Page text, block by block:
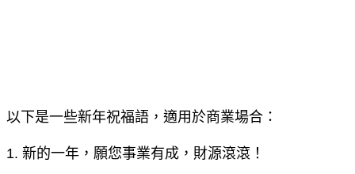
以下是一些新年祝福語，適用於商業場合：
1. 新的一年，願您事業有成，財源滾滾！